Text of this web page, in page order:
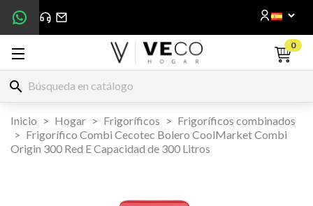
0
search
Inicio Hogar Frigoríficos
Frigoríficos combinados
Frigorífico Combi Cecotec Bolero CoolMarket Combi
Origin 300 Red E Capacidad de 300 Litros